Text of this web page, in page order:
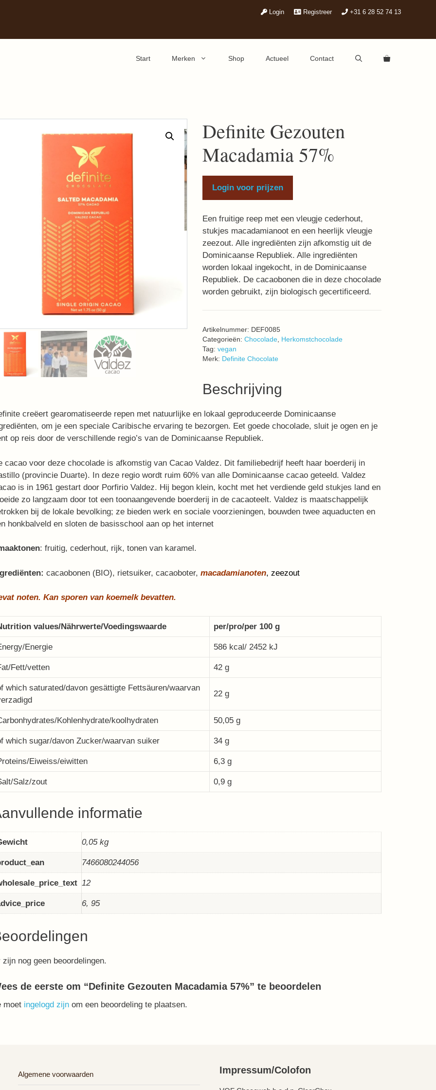
Login Registreer +31 6 28 52 74 13
Start Merken Shop Actueel Contact
Definite Gezouten
Macadamia 57%
Login voor prijzen
Een fruitige reep met een vleugje cederhout,
stukjes macadamianoot en een heerlijk vleugje
zeezout. Alle ingrediënten zijn afkomstig uit de
Dominicaanse Republiek. Alle ingrediënten
worden lokaal ingekocht, in de Dominicaanse
Republiek. De cacaobonen die in deze chocolade
worden gebruikt, zijn biologisch gecertificeerd.
Artikelnummer: DEF0085
Categorieën: Chocolade, Herkomstchocolade
Tag: vegan
Merk: Definite Chocolate
Beschrijving
creëert gearomatiseerde repen met natuurlijke en lokaal geproduceerde Dominicaanse
om je een speciale Caribische ervaring te bezorgen. Eet goede chocolade, sluit je ogen en je
op reis door de verschillende regio’s van de Dominicaanse Republiek.
cacao voor deze chocolade is afkomstig van Cacao Valdez. Dit familiebedrijf heeft haar boerderij in
(provincie Duarte). In deze regio wordt ruim 60% van alle Dominicaanse cacao geteeld. Valdez
is in 1961 gestart door Porfirio Valdez. Hij begon klein, kocht met het verdiende geld stukjes land en
zo langzaam door tot een toonaangevende boerderij in de cacaoteelt. Valdez is maatschappelijk
bij de lokale bevolking; ze bieden werk en sociale voorzieningen, bouwden twee aquaducten en
honkbalveld en sloten de basisschool aan op het internet
: fruitig, cederhout, rijk, tonen van karamel.
cacaobonen (BIO), rietsuiker, cacaoboter, macadamianoten, zeezout
noten. Kan sporen van koemelk bevatten.
values/Nährwerte/Voedingswaarde per/pro/per 100 g
Energie 586 kcal/ 2452 kJ
Fett/vetten 42 g
which saturated/davon gesättigte Fettsäuren/waarvan
22 g
Kohlenhydrate/koolhydraten 50,05 g
which sugar/davon Zucker/waarvan suiker 34 g
Eiweiss/eiwitten 6,3 g
Salz/zout 0,9 g
informatie
0,05 kg
7466080244056
12
6, 95
zijn nog geen beoordelingen.
de eerste om “Definite Gezouten Macadamia 57%” te beoordelen
moet ingelogd zijn om een beoordeling te plaatsen.
Algemene voorwaarden Impressum/Colofon